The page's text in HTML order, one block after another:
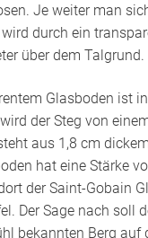
Je weiter man
durch ein
über dem Talgrund.
Glasboden ist
der Steg von
aus 1,8 cm
hat eine Stärke
der Saint-Gobain
Der Sage nach soll
bekannten Berg